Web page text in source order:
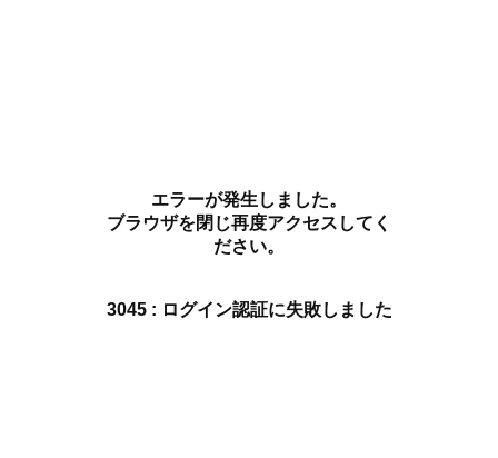
エラーが発生しました。
ブラウザを閉じ再度アクセスしてく
ださい。
3045 : ログイン認証に失敗しました